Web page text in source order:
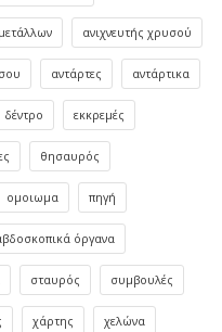
ανιχνευτής χρυσού
αντάρτες αντάρτικα
δέντρο εκκρεμές
θησαυρός
ομοιωμα πηγή
όργανα
σταυρός συμβουλές
χάρτης χελώνα